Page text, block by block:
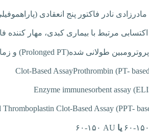
نادر فاکتور پنج انعقادی
اکتسابی مرتبط با بیماری کبدی، مهار کننده
طولانی شده(Prolonged PT) و
(PT-
Prothrombin
Clot-Based Assay
)
Enzyme immunesorbentassay
(PPT-
ThromboplastinClot-Based Assay
۱۵۰% یا ۶۰-۱۵۰ AU